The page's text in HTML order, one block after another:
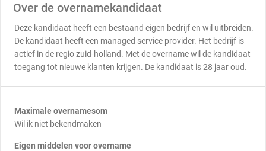
Over de overnamekandidaat
Deze kandidaat heeft een bestaand eigen bedrijf en wil uitbreiden.
De kandidaat heeft een managed service provider. Het bedrijf is
actief in de regio zuid-holland. Met de overname wil de kandidaat
toegang tot nieuwe klanten krijgen. De kandidaat is 28 jaar oud.
Maximale overnamesom
Wil ik niet bekendmaken
Eigen middelen voor overname